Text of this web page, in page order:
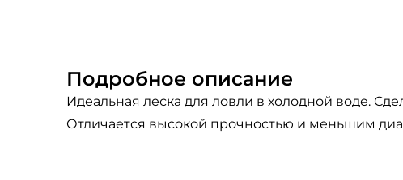
Подробное описание
Идеальная леска для ловли в холодной воде.
Отличается высокой прочностью и меньшим